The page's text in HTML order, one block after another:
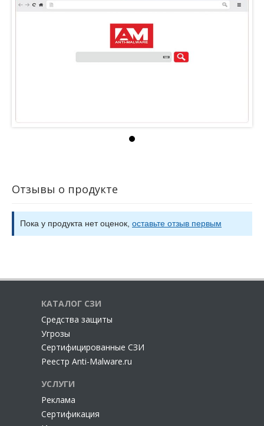
Отзывы о продукте
Пока у продукта нет оценок, оставьте отзыв первым
КАТАЛОГ СЗИ
Cредства защиты
Угрозы
Сертифицированные СЗИ
Реестр Anti-Malware.ru
УСЛУГИ
Реклама
Сертификация